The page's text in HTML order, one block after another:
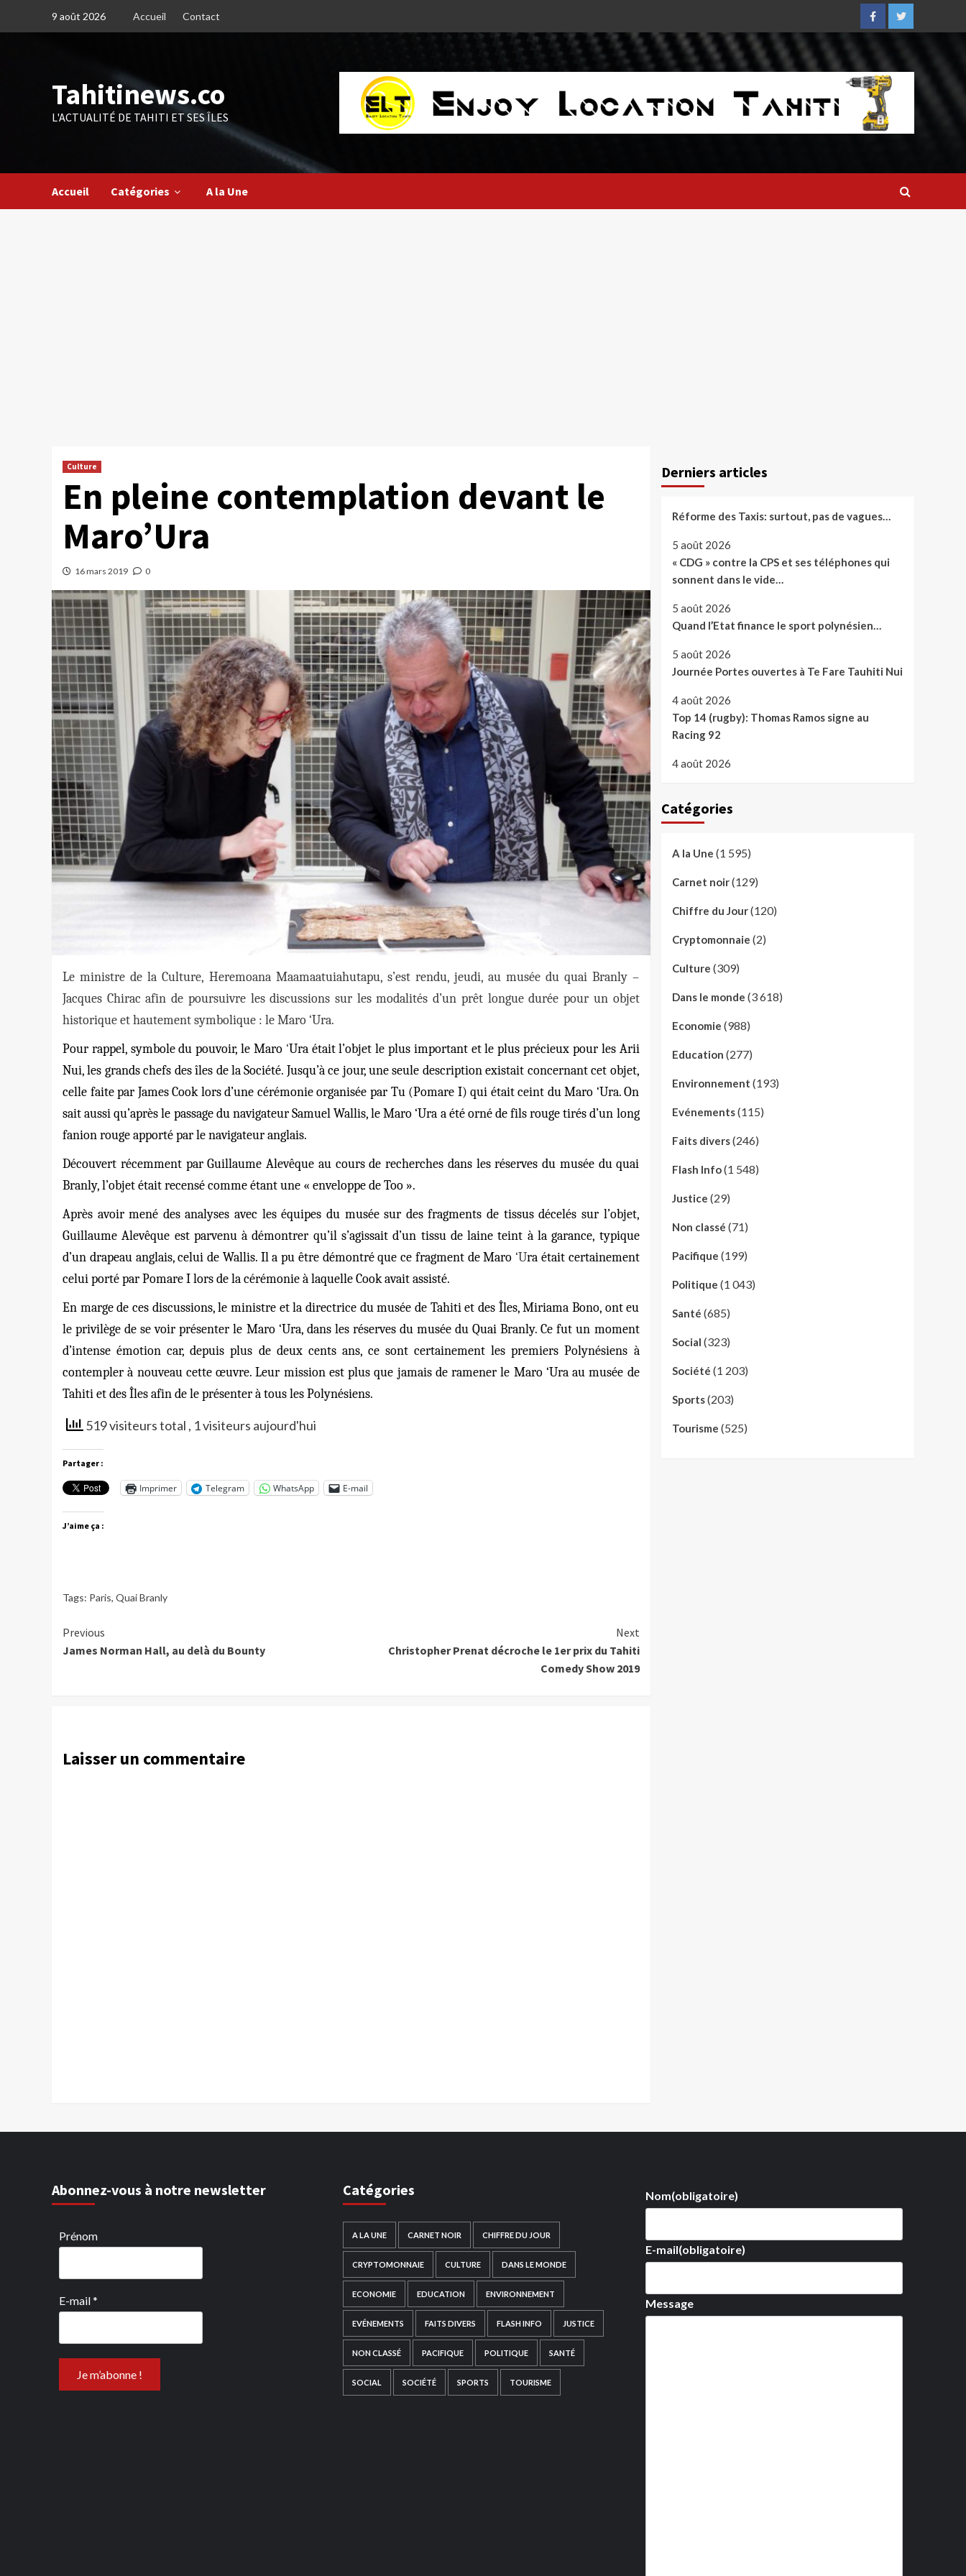
9 août 2026 Accueil Contact
FacebookTwitter
Tahitinews.co
L'ACTUALITÉ DE TAHITI ET SES ÎLES
Accueil Catégories A la Une
Culture
En pleine contemplation devant le
Maro’Ura
16 mars 2019 0
Le ministre de la Culture, Heremoana Maamaatuiahutapu, s’est rendu, jeudi, au musée du quai Branly –
Jacques Chirac afin de poursuivre les discussions sur les modalités d’un prêt longue durée pour un objet
historique et hautement symbolique : le Maro ‘Ura.
Pour rappel, symbole du pouvoir, le Maro ‘Ura était l’objet le plus important et le plus précieux pour les Arii
Nui, les grands chefs des îles de la Société. Jusqu’à ce jour, une seule description existait concernant cet objet,
celle faite par James Cook lors d’une cérémonie organisée par Tu (Pomare I) qui était ceint du Maro ‘Ura. On
sait aussi qu’après le passage du navigateur Samuel Wallis,le Maro ‘Ura a été orné de fils rouge tirés d’un long
fanion rouge apporté par le navigateur anglais.
Découvert récemment par Guillaume Alevêque au cours de recherches dans les réserves du musée du quai
Branly, l’objet était recensé comme étant une « enveloppe de Too ».
Après avoir mené des analyses avec les équipes du musée sur des fragments de tissus décelés sur l’objet,
Guillaume Alevêque est parvenu à démontrer qu’il s’agissait d’un tissu de laine teint à la garance, typique
d’un drapeau anglais, celui de Wallis. Il a pu être démontré que ce fragment de Maro ‘Ura était certainement
celui porté par Pomare I lors de la cérémonie à laquelle Cook avait assisté.
En marge de ces discussions, le ministre et la directrice du musée de Tahiti et des Îles, Miriama Bono, ont eu
le privilège de se voir présenter le Maro ‘Ura, dans les réserves du musée du Quai Branly. Ce fut un moment
d’intense émotion car, depuis plus de deux cents ans, ce sont certainement les premiers Polynésiens à
contempler à nouveau cette œuvre. Leur mission est plus que jamais de ramener le Maro ‘Ura au musée de
Tahiti et des Îles afin de le présenter à tous les Polynésiens.
519 visiteurs total , 1 visiteurs aujourd'hui
Partager :
Imprimer Telegram WhatsApp E-mail
J’aime ça :
Tags: Paris, Quai Branly
Continue
Reading
Previous
James Norman Hall, au delà du Bounty
Next
Christopher Prenat décroche le 1er prix du Tahiti
Comedy Show 2019
Laisser un commentaire
Derniers articles
Réforme des Taxis: surtout, pas de vagues…
5 août 2026
« CDG » contre la CPS et ses téléphones qui
sonnent dans le vide…
5 août 2026
Quand l’Etat finance le sport polynésien…
5 août 2026
Journée Portes ouvertes à Te Fare Tauhiti Nui
4 août 2026
Top 14 (rugby): Thomas Ramos signe au
Racing 92
4 août 2026
Catégories
A la Une (1 595)
Carnet noir(129)
Chiffre du Jour(120)
Cryptomonnaie (2)
Culture (309)
Dans le monde (3 618)
Economie (988)
Education (277)
Environnement (193)
Evénements(115)
Faits divers(246)
Flash Info(1 548)
Justice (29)
Non classé (71)
Pacifique (199)
Politique (1 043)
Santé (685)
Social (323)
Société (1 203)
Sports(203)
Tourisme (525)
Abonnez-vous à notre newsletter
Prénom
E-mail*
Catégories
A LA UNE CARNET NOIR CHIFFRE DU JOUR
CRYPTOMONNAIE CULTURE DANS LE MONDE
ECONOMIE EDUCATION ENVIRONNEMENT
EVÉNEMENTS FAITS DIVERS FLASH INFO JUSTICE
NON CLASSÉ PACIFIQUE POLITIQUE SANTÉ
SOCIAL SOCIÉTÉ SPORTS TOURISME
Nom(obligatoire)
E-mail(obligatoire)
Message